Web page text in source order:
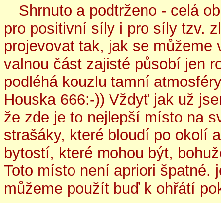
Shrnuto a podtrženo - celá
pro positivní síly i pro síly tzv.
projevovat tak, jak se
valnou část zajisté působí jen
podléhá kouzlu tamní
Houska 666:-)) Vždyť jak už
že zde je to nejlepší místo na
strašáky, které bloudí po okolí
bytostí, které mohou být,
Toto místo není apriori špatné.
můžeme použít buď k ohřátí